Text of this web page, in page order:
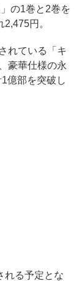
の1巻と2巻を
円。
れている「キ
豪華仕様の永
億部を突破し
れる予定とな